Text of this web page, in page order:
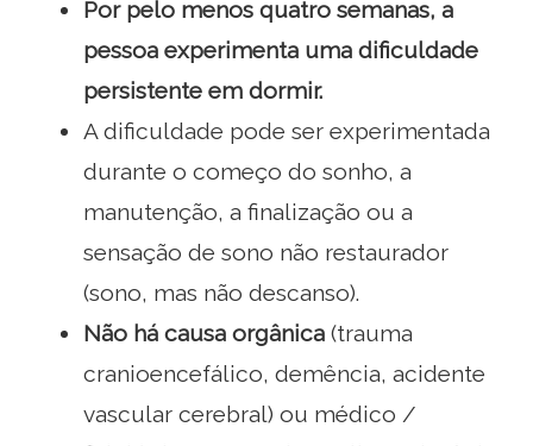
Por pelo menos quatro semanas, a
pessoa experimenta uma dificuldade
persistente em dormir.
A dificuldade pode ser experimentada
durante o começo do sonho, a
manutenção, a finalização ou a
sensação de sono não restaurador
(sono, mas não descanso).
Não há causa orgânica (trauma
cranioencefálico, demência, acidente
vascular cerebral) ou médico /